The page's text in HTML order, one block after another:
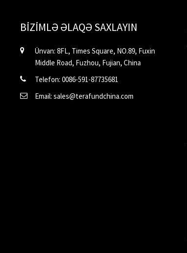
BIZIMLƏ ƏLAQƏ SAXLAYIN
Ünvan: 8FL, Times Square, NO.89, Fuxin
Middle Road, Fuzhou, Fujian, China
Telefon: 0086-591-87735681
Email: sales@terafundchina.com